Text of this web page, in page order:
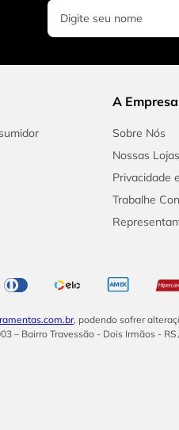
A Empresa
Sobre Nós
Nossas Lojas
Privacidade
Trabalhe
, podendo sofrer
– Bairro Travessão - Dois Irmãos -